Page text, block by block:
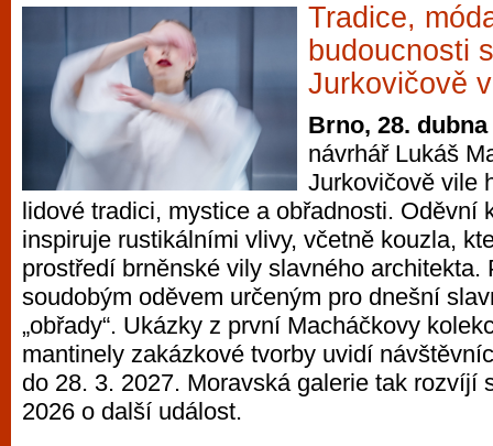
Tradice,
budoucnosti
Jurkovičově
Brno, 28. dubna
návrhář Lukáš
Jurkovičově vile
lidové tradici, mystice a obřadnosti. Oděvní
inspiruje rustikálními vlivy, včetně kouzla,
prostředí brněnské vily slavného architekta.
soudobým oděvem určeným pro dnešní
„obřady“. Ukázky z první Macháčkovy
mantinely zakázkové tvorby uvidí
do 28. 3. 2027. Moravská galerie tak rozvíjí
2026 o další událost.
Průvodce
Brně: Od
automaty
Brno je
zajímavé
restaurace,
Mimo jiné je ale také místem, kde si
vyzkoušet různé kasinové hry. V
metropoli naleznete širokou nabídku her
po moderní automaty jak pro pravidelné
příležitostné hráče. V...